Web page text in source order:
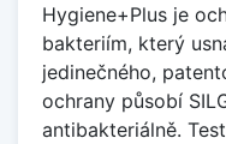
Hygiene+Plus je
bakteriím, který
jedinečného,
ochrany působí
antibakteriálně.